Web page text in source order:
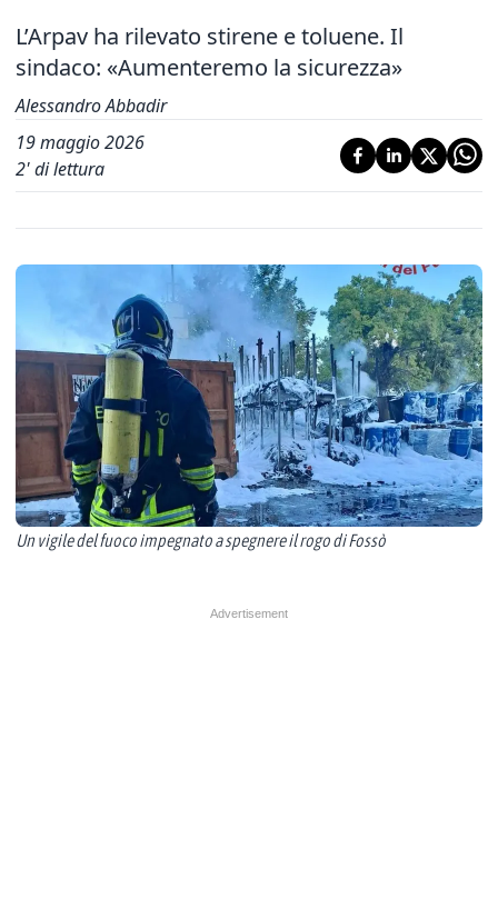
L’Arpav ha rilevato stirene e toluene. Il
sindaco: «Aumenteremo la sicurezza»
Alessandro Abbadir
19 maggio 2026
2' di lettura
Un vigile del fuoco impegnato a spegnere il rogo di Fossò